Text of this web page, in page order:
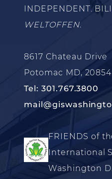
INDEPENDENT.
WELTOFFEN.
8617 Chateau Drive
Potomac MD, 20854
Tel: 301.767.3800
FRIENDS of
International
Washington